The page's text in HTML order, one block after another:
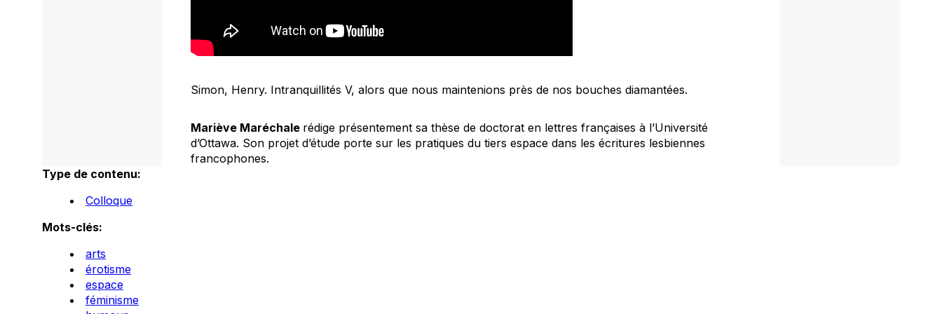
Simon, Henry. Intranquillités V, alors que nous maintenions près de nos bouches diamantées.
Mariève Maréchale rédige présentement sa thèse de doctorat en lettres françaises à l’Université
d’Ottawa. Son projet d’étude porte sur les pratiques du tiers espace dans les écritures lesbiennes
francophones.
Type de contenu:
Colloque
Mots-clés:
arts
érotisme
espace
féminisme